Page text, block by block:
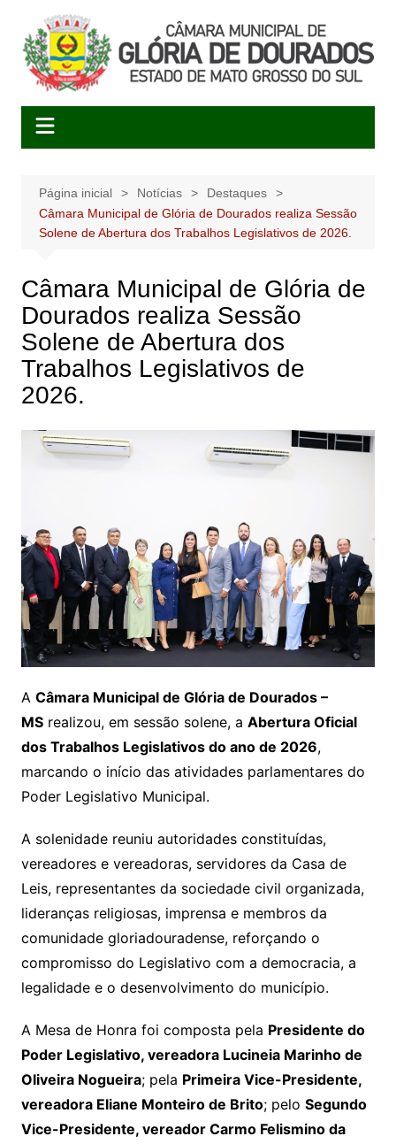
conteúdo
Página inicial Notícias
Destaques
Câmara Municipal de Glória de Dourados realiza Sessão
Solene de Abertura dos Trabalhos Legislativos de 2026.
Câmara Municipal de Glória de
Dourados realiza Sessão
Solene de Abertura dos
Trabalhos Legislativos de
2026.
A Câmara Municipal de Glória de Dourados –
MSrealizou, em sessão solene, a Abertura Oficial
dos Trabalhos Legislativos do ano de 2026,
marcando o início das atividades parlamentares do
Poder Legislativo Municipal.
A solenidade reuniu autoridades constituídas,
vereadores e vereadoras, servidores da Casa de
Leis, representantes da sociedade civil organizada,
lideranças religiosas, imprensa e membros da
comunidade gloriadouradense, reforçando o
compromisso do Legislativo com a democracia, a
legalidade e o desenvolvimento do município.
A Mesa de Honra foi composta pela Presidente do
Poder Legislativo, vereadora Lucineia Marinho de
Oliveira Nogueira; pela Primeira Vice-Presidente,
vereadora Eliane Monteiro de Brito; pelo Segundo
Vice-Presidente, vereador Carmo Felismino da